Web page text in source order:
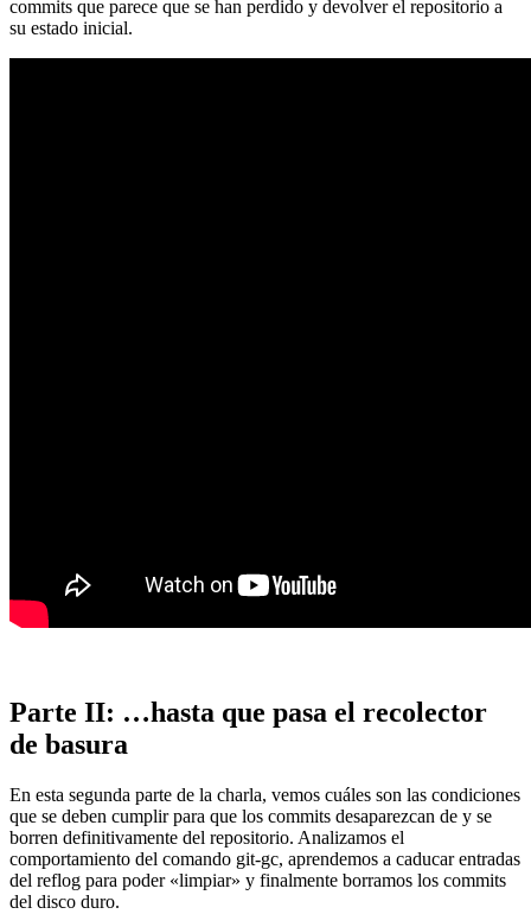
commits que parece que se han perdido y devolver el repositorio a
su estado inicial.
Parte II: …hasta que pasa el recolector
de basura
En esta segunda parte de la charla, vemos cuáles son las condiciones
que se deben cumplir para que los commits desaparezcan de y se
borren definitivamente del repositorio. Analizamos el
comportamiento del comando git-gc, aprendemos a caducar entradas
del reflog para poder «limpiar» y finalmente borramos los commits
del disco duro.